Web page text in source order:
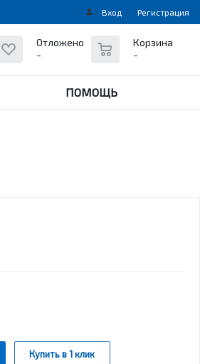
Вход Регистрация
Отложено
-
Корзина
-
ПОМОЩЬ
Купить в 1 клик